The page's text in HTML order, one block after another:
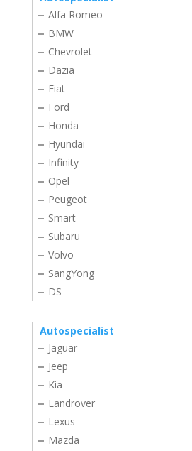
Alfa Romeo
BMW
Chevrolet
Dazia
Fiat
Ford
Honda
Hyundai
Infinity
Opel
Peugeot
Smart
Subaru
Volvo
SangYong
DS
Autospecialist
Jaguar
Jeep
Kia
Landrover
Lexus
Mazda